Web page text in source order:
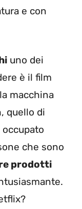
e con
uno dei
è il film
macchina
quello di
occupato
che sono
prodotti